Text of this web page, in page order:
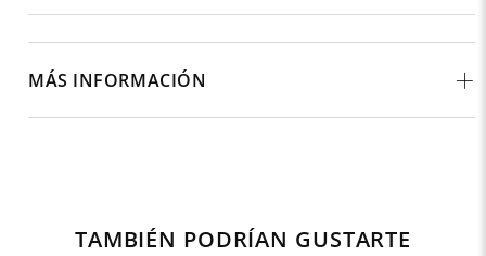
MÁS INFORMACIÓN
TAMBIÉN PODRÍAN GUSTARTE